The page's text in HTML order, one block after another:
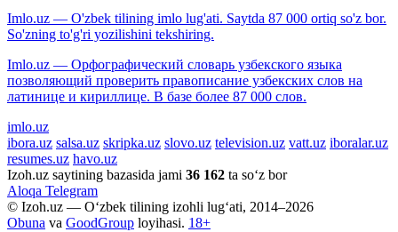
Imlo.uz — O'zbek tilining imlo lug'ati. Saytda 87 000 ortiq so'z bor.
So'zning to'g'ri yozilishini tekshiring.
Imlo.uz — Орфографический словарь узбекского языка
позволяющий проверить правописание узбекских слов на
латинице и кириллице. В базе более 87 000 слов.
imlo.uz
ibora.uz salsa.uz skripka.uz slovo.uz television.uz vatt.uz iboralar.uz
resumes.uz havo.uz
Izoh.uz saytining bazasida jami 36 162 ta so‘z bor
Aloqa Telegram
© Izoh.uz — O‘zbek tilining izohli lug‘ati, 2014–2026
Obuna va GoodGroup loyihasi. 18+